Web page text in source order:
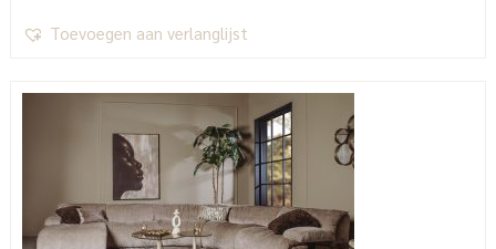
Toevoegen aan verlanglijst